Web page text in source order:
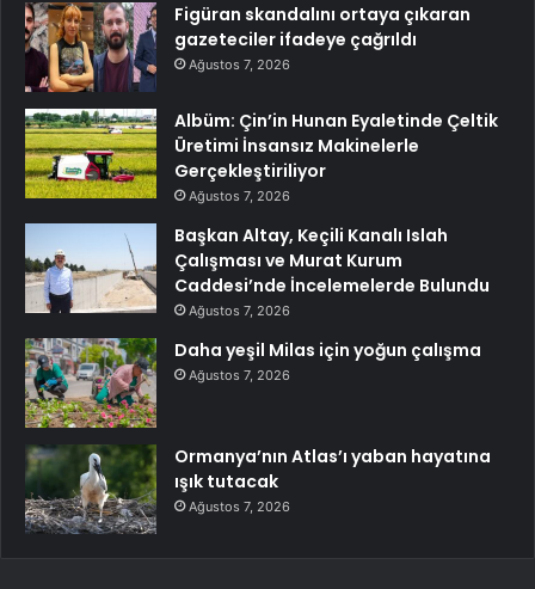
Figüran skandalını ortaya çıkaran
gazeteciler ifadeye çağrıldı
Ağustos 7, 2026
Albüm: Çin’in Hunan Eyaletinde Çeltik
Üretimi İnsansız Makinelerle
Gerçekleştiriliyor
Ağustos 7, 2026
Başkan Altay, Keçili Kanalı Islah
Çalışması ve Murat Kurum
Caddesi’nde İncelemelerde Bulundu
Ağustos 7, 2026
Daha yeşil Milas için yoğun çalışma
Ağustos 7, 2026
Ormanya’nın Atlas’ı yaban hayatına
ışık tutacak
Ağustos 7, 2026